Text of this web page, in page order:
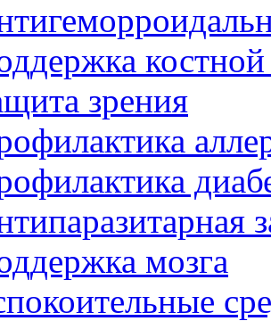
костной
зрения
мозга